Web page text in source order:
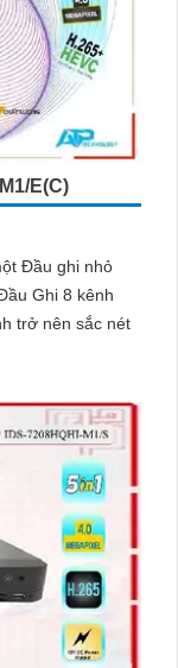
E(C)
Đầu ghi nhỏ
Ghi 8 kênh